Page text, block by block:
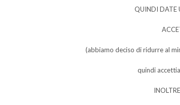
QUINDI DATE
(abbiamo deciso di ridurre al
quindi